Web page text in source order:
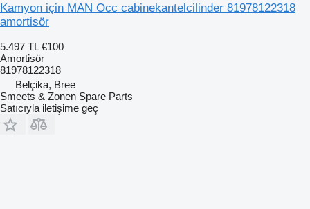
Kamyon için MAN Occ cabinekantelcilinder 81978122318
amortisör
5.497 TL €100
Amortisör
81978122318
Belçika, Bree
Smeets & Zonen Spare Parts
Satıcıyla iletişime geç